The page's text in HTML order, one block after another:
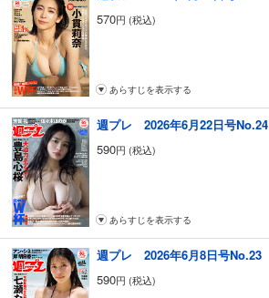
韓国国立中央博物館「世界3位に大躍進」の謎を
江夏豊のアウトロー野球論
ドーピングOK!!“ステロイド五輪”の裏にある、
「エンハンスト・ゲームズ」は不老不死の夢を見
《いざ決戦！北中米 W杯》「(CBでなくボラン
死ぬ気でやる」サッカー日本代表・板倉滉の「
特別編
《いざ決戦！北中米 W杯》堂安 律「大舞台で結
ない。日本を優勝させます」
次号予告＆アンケート
変幻自在 佐野なぎさ
NIGHT FLOW 汐見まとい(yosugala)
P・O・G(ピラミッド・お尻・ガールズ) 平井こ
溝端葵 待望の1st写真集『あおいままで。』が7
週プレNo.24＆25 今週の中身です!!
570円 (税込)
あらすじを表示する
週プレ 2026年6月22日号
590円 (税込)
あらすじを表示する
週プレ 2026年6月8日号No.23
590円 (税込)